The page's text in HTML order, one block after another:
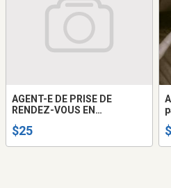
AGENT-E DE PRISE DE
RENDEZ-VOUS EN
$25